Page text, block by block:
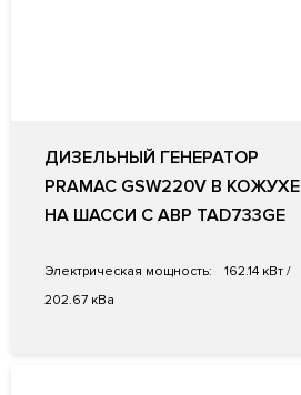
ДИЗЕЛЬНЫЙ ГЕНЕРАТОР
PRAMAC GSW220V В КОЖУХЕ
НА ШАССИ С АВР TAD733GE
Электрическая мощность:
162.14 кВт /
202.67 кВа